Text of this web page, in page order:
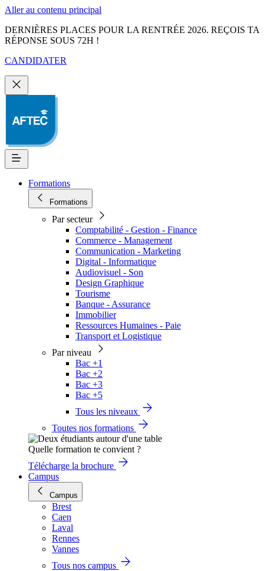
Aller au contenu principal
DERNIÈRES PLACES POUR LA RENTRÉE 2026. REÇOIS TA
RÉPONSE SOUS 72H !
CANDIDATER
Formations
Formations
Par secteur
Comptabilité - Gestion - Finance
Commerce - Management
Communication - Marketing
Digital - Informatique
Audiovisuel - Son
Design Graphique
Tourisme
Banque - Assurance
Immobilier
Ressources Humaines - Paie
Transport et Logistique
Par niveau
Bac +1
Bac +2
Bac +3
Bac +5
Tous les niveaux
Toutes nos formations
Quelle formation te convient ?
Télécharge la brochure
Campus
Campus
Brest
Caen
Laval
Rennes
Vannes
Tous nos campus